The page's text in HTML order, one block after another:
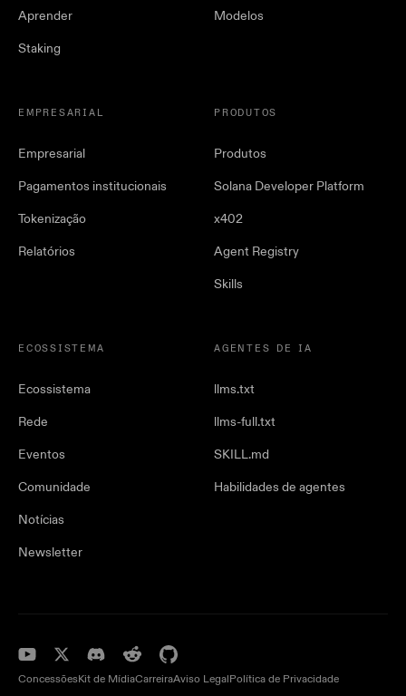
Aprender
Staking
Modelos
EMPRESARIAL
Empresarial
Pagamentos institucionais
Tokenização
Relatórios
PRODUTOS
Produtos
Solana Developer Platform
x402
Agent Registry
Skills
ECOSSISTEMA
Ecossistema
Rede
Eventos
Comunidade
Notícias
Newsletter
AGENTES DE IA
llms.txt
llms-full.txt
SKILL.md
Habilidades de agentes
ConcessõesKit de MídiaCarreiraAviso LegalPolítica de Privacidade